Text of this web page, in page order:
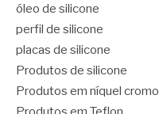
óleo de silicone
perfil de silicone
placas de silicone
Produtos de silicone
Produtos em níquel cromo